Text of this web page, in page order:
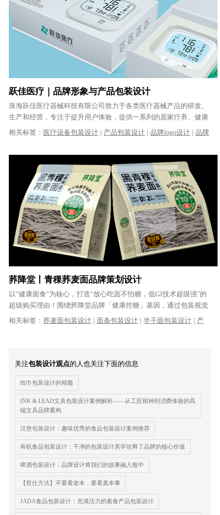
跃佳医疗｜品牌形象与产品包装设计
珠海跃佳医疗器械科技有限公司致力于各类医疗器械产品的研发、
生产和经营，专注于提升用户体验，提供一系列的居家疗养、健康
检查等产品及完善的售后服务。建立了......
相关标签： 医疗设备包装设计 产品包装设计 |品牌logo设计 |品牌
荞降堂丨青稞荞麦面品牌策划设计
以“健康面食”为核心，打造“放心吃面不怕糖，低GI技术超级强”的
超级购买理由！围绕荞降堂品牌「健康控糖」基因，通过包装视觉
让荞降堂青稞荞麦面成为“健康......
相关标签：荞麦面包装设计 面条包装设计 |半干面包装设计
产
关注包装设计观点的人也关注下面的信息
纸巾包装设计的精髓
INK & LEAD文具包装设计案例解析——从工匠精神到消费体验的高
端文具品牌重构
汉堡包装设计：趣味优秀的食品包装设计案例推荐
有机食品包装设计：干净的包装设计美学诠释了品牌的核心价值
啤酒包装设计：品牌设计将我们的故事融入瓶中
【哲仕方法】不要看老本，要看真本事
JADA食品包装设计：充满活力的素食产品包装设计